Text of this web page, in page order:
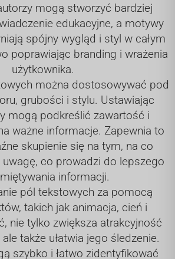
mogą stworzyć bardziej
edukacyjne, a motywy
spójny wygląd i styl w całym
poprawiając branding i wrażenia
użytkownika.
można dostosowywać pod
grubości i stylu. Ustawiając
mogą podkreślić zawartość i
ważne informacje. Zapewnia to
skupienie się na tym, na co
co prowadzi do lepszego
informacji.
pól tekstowych za pomocą
takich jak animacja, cień i
nie tylko zwiększa atrakcyjność
także ułatwia jego śledzenie.
szybko i łatwo zidentyfikować